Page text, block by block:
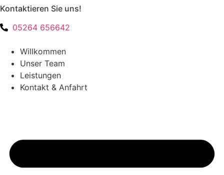
Zum
springen
Kontaktieren Sie uns!
05264 656642
Willkommen
Unser Team
Leistungen
Kontakt & Anfahrt